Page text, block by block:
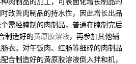
改善肉制品的持水性，因此增长出品
需经腌制的肉制品，普通在腌制完后
制造好的黄原胶溶液，再参加其他辅
衣。对午饭肉、红肠等细碎的肉制品
合制造好的黄原胶溶液倒入拌和机，